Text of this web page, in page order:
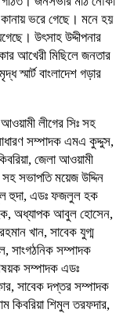
ভরে গেছে। মনে হয়
উৎসাহ উদ্দীপনার
আখেরী মিছিলে জনতার
বাংলাদেশ গড়ার
লীগের সিঃ সহ
সম্পাদক এমএ কুদ্দুস,
জেলা আওয়ামী
সভাপতি ময়েজ উদ্দিন
হুদা, এডঃ ফজলুল হক
অধ্যাপক আবুল হোসেন,
খান, সাবেক যুগ্ম
সাংগঠনিক সম্পাদক
সম্পাদক এডঃ
সাবেক দপ্তর সম্পাদক
কিবরিয়া শিমুল তরফদার,